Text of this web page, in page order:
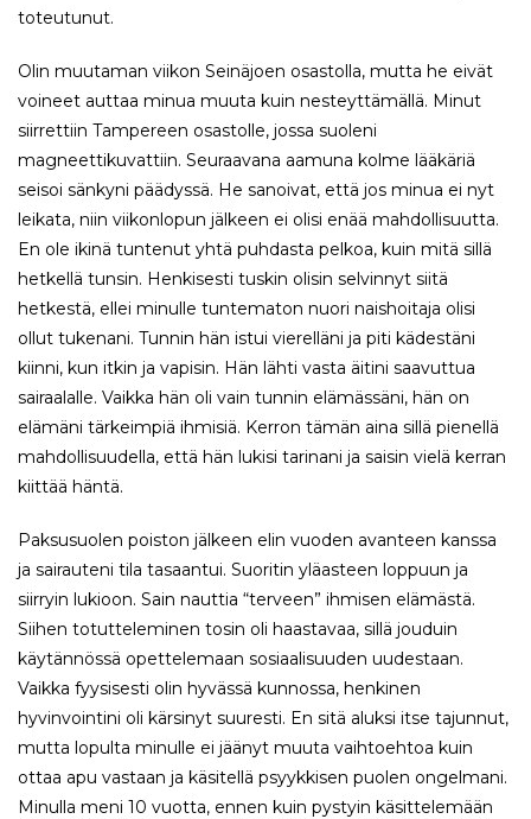
toteutunut.
Olin muutaman viikon Seinäjoen osastolla, mutta he eivät
voineet auttaa minua muuta kuin nesteyttämällä. Minut
siirrettiin Tampereen osastolle, jossa suoleni
magneettikuvattiin. Seuraavana aamuna kolme lääkäriä
seisoi sänkyni päädyssä. He sanoivat, että jos minua ei nyt
leikata, niin viikonlopun jälkeen ei olisi enää mahdollisuutta.
En ole ikinä tuntenut yhtä puhdasta pelkoa, kuin mitä sillä
hetkellä tunsin. Henkisesti tuskin olisin selvinnyt siitä
hetkestä, ellei minulle tuntematon nuori naishoitaja olisi
ollut tukenani. Tunnin hän istui vierelläni ja piti kädestäni
kiinni, kun itkin ja vapisin. Hän lähti vasta äitini saavuttua
sairaalalle. Vaikka hän oli vain tunnin elämässäni, hän on
elämäni tärkeimpiä ihmisiä. Kerron tämän aina sillä pienellä
mahdollisuudella, että hän lukisi tarinani ja saisin vielä kerran
kiittää häntä.
Paksusuolen poiston jälkeen elin vuoden avanteen kanssa
ja sairauteni tila tasaantui. Suoritin yläasteen loppuun ja
siirryin lukioon. Sain nauttia “terveen” ihmisen elämästä.
Siihen totutteleminen tosin oli haastavaa, sillä jouduin
käytännössä opettelemaan sosiaalisuuden uudestaan.
Vaikka fyysisesti olin hyvässä kunnossa, henkinen
hyvinvointini oli kärsinyt suuresti. En sitä aluksi itse tajunnut,
mutta lopulta minulle ei jäänyt muuta vaihtoehtoa kuin
ottaa apu vastaan ja käsitellä psyykkisen puolen ongelmani.
Minulla meni 10 vuotta, ennen kuin pystyin käsittelemään